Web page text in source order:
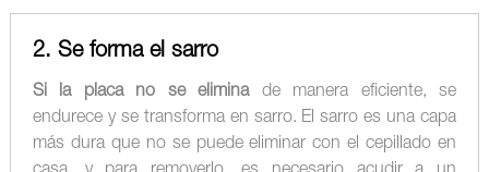
2. Se forma el sarro
Si la placa no se eliminade manera eficiente, se
endurece y se transforma en sarro. El sarro es una capa
más dura que no se puede eliminar con el cepillado en